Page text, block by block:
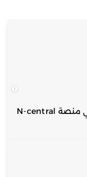
استغلال ثغرات تجاوز المصادقة في منصة N-central